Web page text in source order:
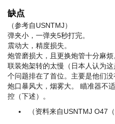
缺点
（参考自USNTMJ）
弹夹小，一弹夹5秒打完。
震动大，精度损失。
炮管磨损大，且更换炮管十分麻烦
联装炮架转的太慢（日本人认为
个问题排在了首位。 主要是他们
炮口暴风大，烟雾大。 瞄准器不
控（下述）。
（资料来自USNTMJ O47